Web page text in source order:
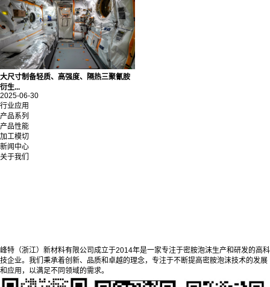
大尺寸制备轻质、高强度、隔热三聚氰胺
衍生...
2025-06-30
行业应用
产品系列
产品性能
加工模切
新闻中心
关于我们
峰特（浙江）新材料有限公司成立于2014年是一家专注于密胺泡沫生产和研发的高科
技企业。我们秉承着创新、品质和卓越的理念，专注于不断提高密胺泡沫技术的发展
和应用，以满足不同领域的需求。